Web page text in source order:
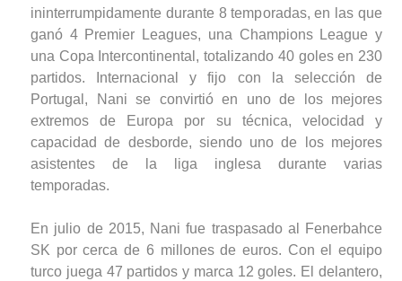
ininterrumpidamente durante 8 temporadas, en las que
ganó 4 Premier Leagues, una Champions League y
una Copa Intercontinental, totalizando 40 goles en 230
partidos. Internacional y fijo con la selección de
Portugal, Nani se convirtió en uno de los mejores
extremos de Europa por su técnica, velocidad y
capacidad de desborde, siendo uno de los mejores
asistentes de la liga inglesa durante varias
temporadas.
En julio de 2015, Nani fue traspasado al Fenerbahce
SK por cerca de 6 millones de euros. Con el equipo
turco juega 47 partidos y marca 12 goles. El delantero,